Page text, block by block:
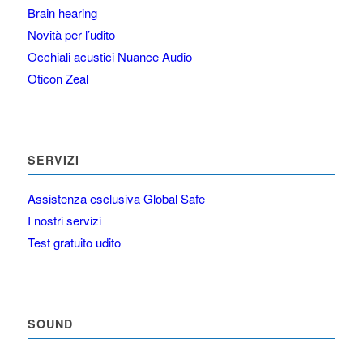
Brain hearing
Novità per l’udito
Occhiali acustici Nuance Audio
Oticon Zeal
SERVIZI
Assistenza esclusiva Global Safe
I nostri servizi
Test gratuito udito
SOUND